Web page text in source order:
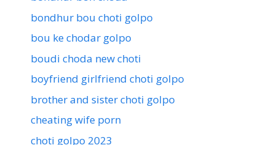
bondhur bou choti golpo
bou ke chodar golpo
boudi choda new choti
boyfriend girlfriend choti golpo
brother and sister choti golpo
cheating wife porn
choti golpo 2023